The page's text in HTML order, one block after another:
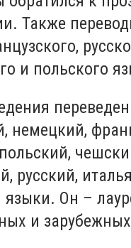
Также
и польского
немецкий,
русский,
языки. Он –
и